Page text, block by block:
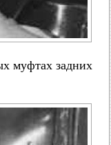
муфтах задних